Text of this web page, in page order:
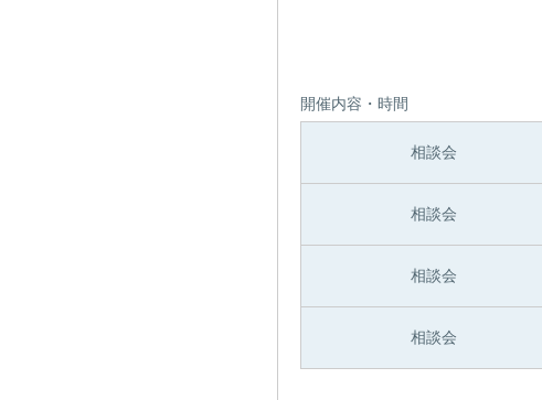
開催内容・時間
相談会
相談会
相談会
相談会